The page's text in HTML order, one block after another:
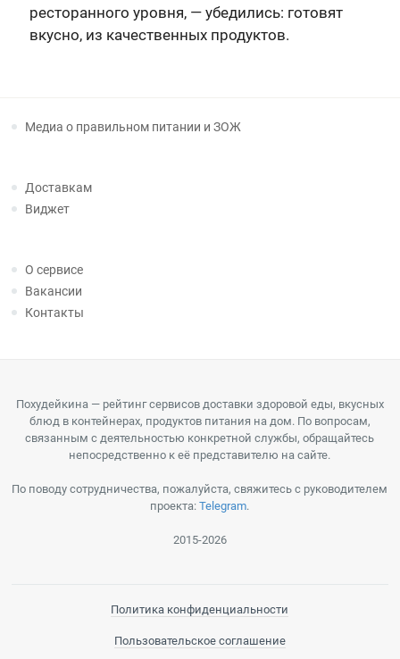
ресторанного уровня, — убедились: готовят
вкусно, из качественных продуктов.
Медиа о правильном питании и ЗОЖ
Доставкам
Виджет
О сервисе
Вакансии
Контакты
Похудейкина — рейтинг сервисов доставки здоровой еды, вкусных
блюд в контейнерах, продуктов питания на дом. По вопросам,
связанным с деятельностью конкретной службы, обращайтесь
непосредственно к её представителю на сайте.
По поводу сотрудничества, пожалуйста, свяжитесь с руководителем
проекта:Telegram.
2015-2026
Политика конфиденциальности
Пользовательское соглашение